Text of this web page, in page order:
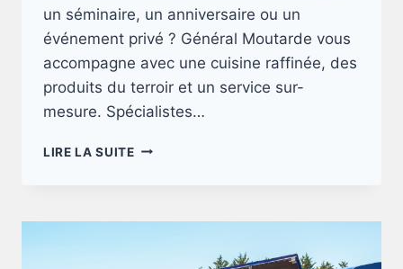
un séminaire, un anniversaire ou un
événement privé ? Général Moutarde vous
accompagne avec une cuisine raffinée, des
produits du terroir et un service sur-
mesure. Spécialistes…
LIRE LA SUITEVOTRE
MONTPELLIER